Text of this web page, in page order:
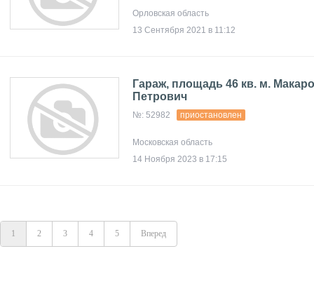
Орловская область
13 Сентября 2021 в 11:12
Гараж, площадь 46 кв. м.
Петрович
№: 52982 приостановлен
Московская область
14 Ноября 2023 в 17:15
1 2 3 4 5 Вперед